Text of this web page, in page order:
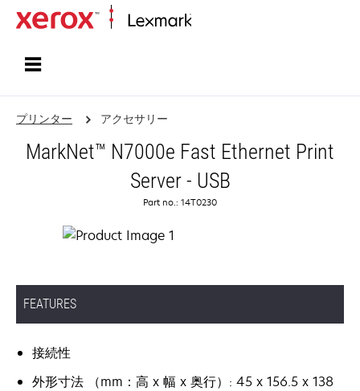
プリンター アクセサリー
MarkNet™ N7000e Fast Ethernet Print
Server - USB
Part no.: 14T0230
FEATURES
接続性
外形寸法 （mm：高 x 幅 x 奥行）: 45 x 156.5 x 138